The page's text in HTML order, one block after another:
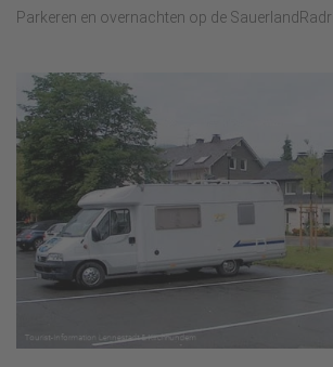
Parkeren en overnachten op de